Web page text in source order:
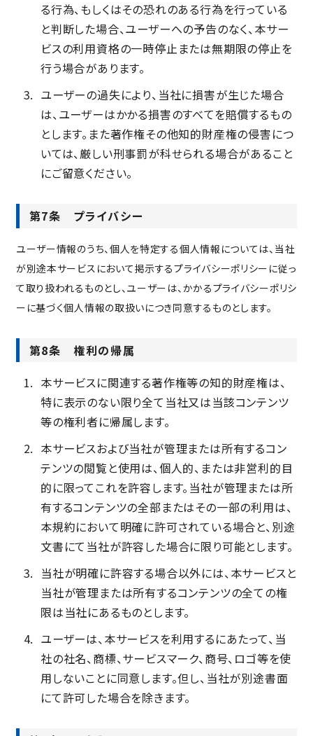
る行為、もしくはその恐れのある行為を行っている
と判断した場合、ユーザーへの予告のなく、本サー
ビスの利用資格の一時停止または無期限の停止を
行う場合があります。
ユーザーの過失により、当社に損害が生じた場合
は、ユーザーはかかる損害のすべてを賠償するもの
とします。また著作権その他知的財産権の侵害につ
いては、厳しい刑事罰が科せられる場合があること
にご留意ください。
第7条 プライバシー
ユーザー情報のうち、個人を特定する個人情報については、当社
が別途本サービスにおいて掲示するプライバシーポリシーに従っ
て取り扱われるものとし、ユーザーは、かかるプライバシーポリシ
ーに基づく個人情報の取扱いにつき同意するものとします。
第8条 権利の帰属
本サービスに関連する著作権等の知的財産権は、
特に表示のない限り全て当社又は当該コンテンツ
等の権利者に帰属します。
本サービスおよび当社が管理または所有するコン
テンツの閲覧と使用は、個人的、または非営利的目
的に限ってこれを許容します。当社が管理または所
有するコンテンツの全部またはその一部の利用は、
本規約において明確に許可されている場合と、別途
文書にて当社が許容した場合に限り可能とします。
当社が明確に許容する場合以外には、本サービスと
当社が管理または所有するコンテンツの全ての権
限は当社にあるものとします。
ユーザーは、本サービスを利用するにあたって、当
社の社名、商標、サービスマーク、商号、ロゴ等を使
用しないことに同意します。但し、当社が別途書面
にて許可した場合を除きます。